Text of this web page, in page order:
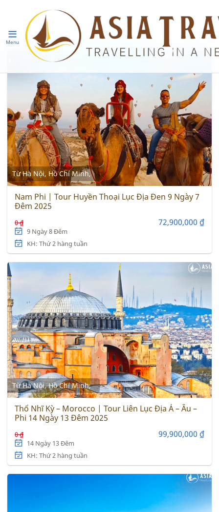
Menu
Từ Hà Nội, Hồ Chí Minh,
Nam Phi | Tour Huyền Thoại Lục Địa Đen 9 Ngày 7
Đêm 2025
0 ₫ 72,900,000 ₫
9 Ngày 8 Đêm
KH: Thứ 2 hàng tuần
Từ Hà Nội, Hồ Chí Minh,
Thổ Nhĩ Kỳ – Morocco | Tour Liên Lục Địa Á – Âu –
Phi 14 Ngày 13 Đêm 2025
0 ₫ 99,900,000 ₫
14 Ngày 13 Đêm
KH: Thứ 2 hàng tuần